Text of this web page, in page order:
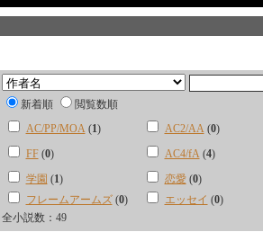
新着順 閲覧数順
AC/PP/MOA(1) AC2/AA(0)
FF(0) AC4/fA(4)
学園 (1) 恋愛(0)
フレームアームズ(0) エッセイ (0)
全小説数：49